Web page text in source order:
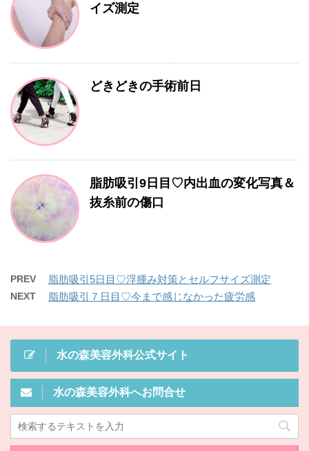
イズ測定
どきどきの手術前日
脂肪吸引9日目♡内出血の変化写真＆
抜糸前の傷口
PREV 脂肪吸引5日目♡浮腫み対策とセルフサイズ測定
NEXT 脂肪吸引７日目♡今まで感じなかった疲労感
水の森美容外科公式サイト
水の森美容外科へお問合せ